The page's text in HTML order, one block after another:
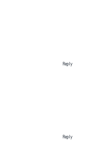
Reply
Reply